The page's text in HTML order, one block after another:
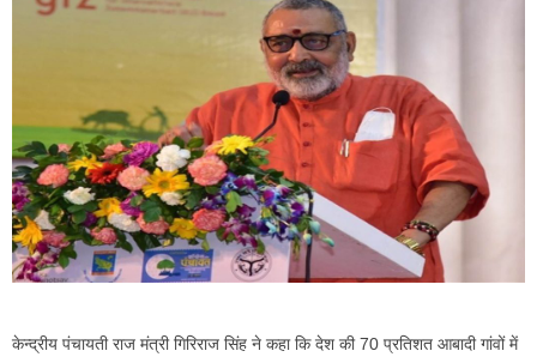
केन्द्रीय पंचायती राज मंत्री गिरिराज सिंह ने कहा कि देश की 70 प्रतिशत आबादी गांवों में